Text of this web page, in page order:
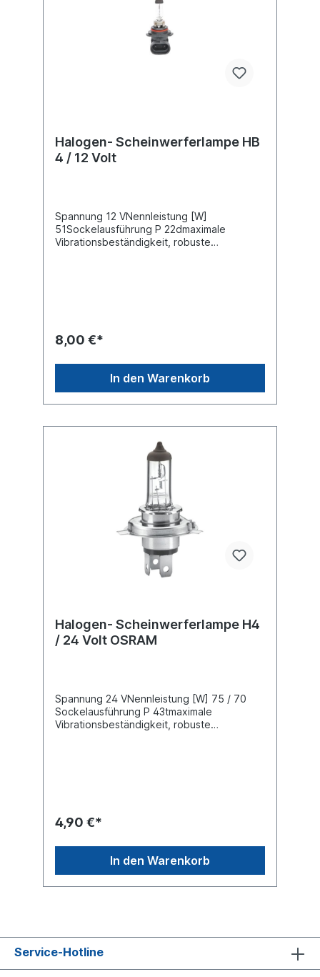
Halogen- Scheinwerferlampe HB
4 / 12 Volt
Spannung 12 VNennleistung [W]
51Sockelausführung P 22dmaximale
Vibrationsbeständigkeit, robuste
8,00 €*
In den Warenkorb
Halogen- Scheinwerferlampe H4
/ 24 Volt OSRAM
Spannung 24 VNennleistung [W] 75 / 70
Sockelausführung P 43tmaximale
Vibrationsbeständigkeit, robuste
4,90 €*
In den Warenkorb
Service-Hotline